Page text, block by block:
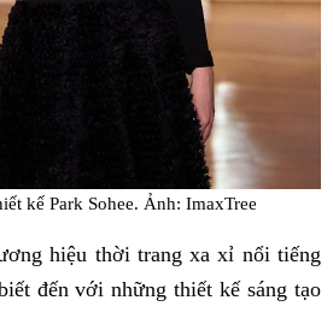
kế Park Sohee. Ảnh: ImaxTree
hiệu thời trang xa xỉ nổi tiếng
đến với những thiết kế sáng tạo